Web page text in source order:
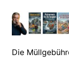
​Die